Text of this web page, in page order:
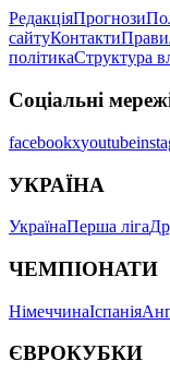
РедакціяПрогнози
сайтуКонтакти
політикаСтруктура
Соціальні
facebookxyoutube
УКРАЇНА
УкраїнаПерша ліга
ЧЕМПІОНАТИ
НімеччинаІспанія
ЄВРОКУБКИ